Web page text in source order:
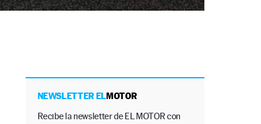
NEWSLETTER ELMOTOR
Recibe la newsletter de EL MOTOR con